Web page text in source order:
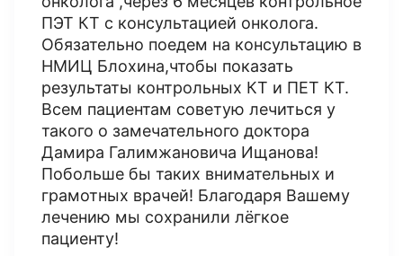
ПЭТ КТ с консультацией онколога.
Обязательно поедем на консультацию в
НМИЦ Блохина,чтобы показать
результаты контрольных КТ и ПЕТ КТ.
Всем пациентам советую лечиться у
такого о замечательного доктора
Дамира Галимжановича Ищанова!
Побольше бы таких внимательных и
грамотных врачей! Благодаря Вашему
лечению мы сохранили лёгкое
пациенту!